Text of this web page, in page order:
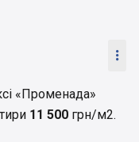

«Променада»
11 500 грн/м2.